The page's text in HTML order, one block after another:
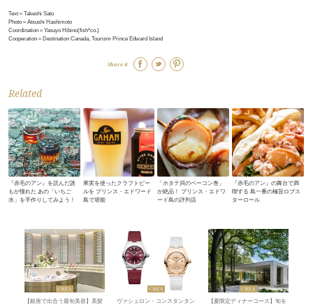
Text＝Takeshi Sato
Photo＝Atsushi Hashimoto
Coordination＝Yasuyo Hibino(fish*co.)
Cooperation＝Destination Canada, Tourism Prince Edward Island
Share it
Related
『赤毛のアン』を読んだ誰
もが憧れた あの「いちご
水」を手作りしてみよう！
果実を使ったクラフトビー
ルを プリンス・エドワード
島で堪能
「ホタテ貝のベーコン巻」
が絶品！ プリンス・エドワ
ード島の評判店
『赤毛のアン』の舞台で満
喫する 島一番の極旨ロブス
ターロール
【銀座で出合う最旬美容】美髪
ヴァシュロン・コンスタンタン
【夏限定ディナーコース】旬を